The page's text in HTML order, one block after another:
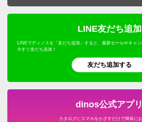
仏壇・仏具
サステナブル
キッチン家電・調理家電
キッチンマット
年中行事用品・季節商品
オーラルケア・デンタルケア
機能性ウェア・雑貨
プロユース
保存食・非常食
エアコン室外機カバー
屋外ゴミ箱/保管庫
温室・ビニール温室
ガーデンアーチ・パーゴラ
ウッドデッキ・ジョイントタイルパネル
ホビー雑貨
インテリア雑貨・日用品・家電
美容・健康・ダイエット
ガーデニング用品・エクステリア
旅行用品・ホビー・ペット
LINE友だち追加
LINEでディノスを「友だち追加」すると、最新セールやキャ
今すぐ友だち追加！
友だち追加する
dinos公式アプリ
カタログにスマホをかざすだけで簡単にお